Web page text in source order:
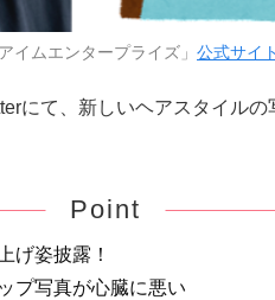
イムエンタープライズ」 公式サイト
にて、新しいヘアスタイルの
Point
げ姿披露！
プ写真が心臓に悪い